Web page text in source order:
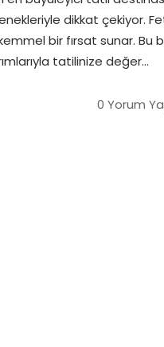
dikkat çekiyor.
bir fırsat sunar. Bu
tatilinize değer…
0 Yorum